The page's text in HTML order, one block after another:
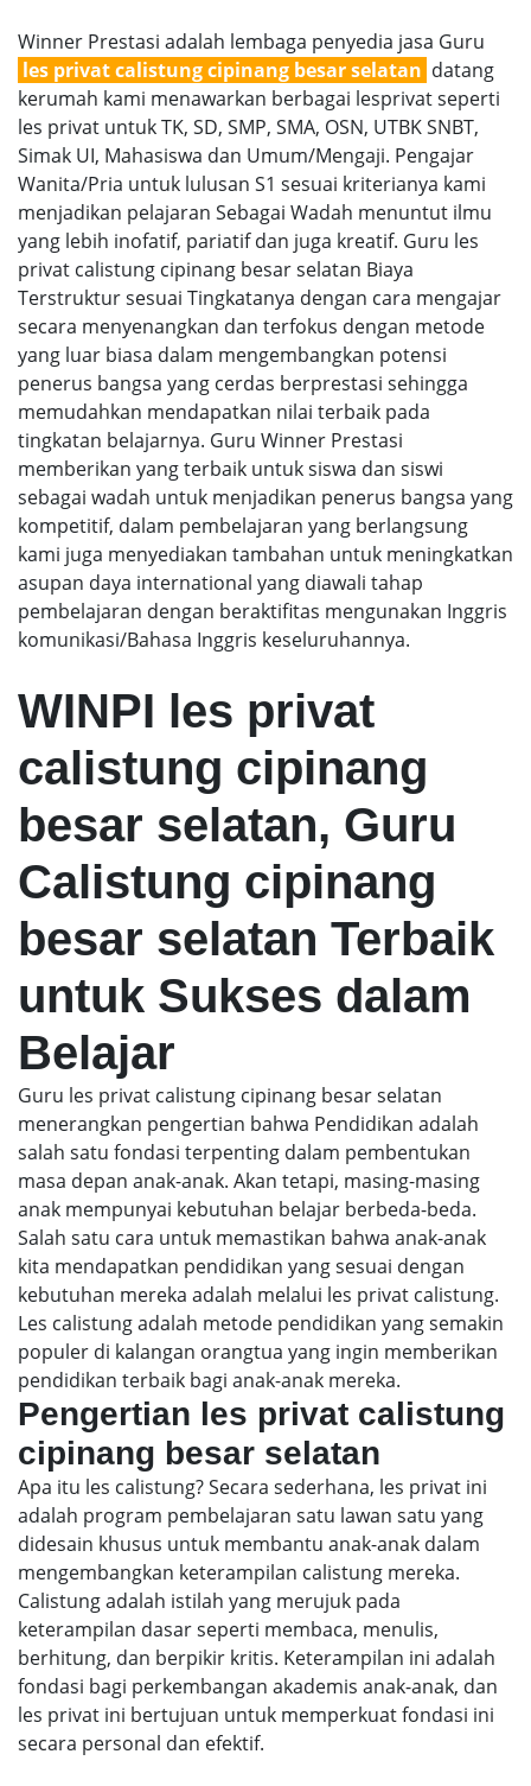
Winner Prestasi adalah lembaga penyedia jasa Guru
les privat calistung cipinang besar selatan datang
kerumah kami menawarkan berbagai lesprivat seperti
les privat untuk TK, SD, SMP, SMA, OSN, UTBK SNBT,
Simak UI, Mahasiswa dan Umum/Mengaji. Pengajar
Wanita/Pria untuk lulusan S1 sesuai kriterianya kami
menjadikan pelajaran Sebagai Wadah menuntut ilmu
yang lebih inofatif, pariatif dan juga kreatif. Guru les
privat calistung cipinang besar selatan Biaya
Terstruktur sesuai Tingkatanya dengan cara mengajar
secara menyenangkan dan terfokus dengan metode
yang luar biasa dalam mengembangkan potensi
penerus bangsa yang cerdas berprestasi sehingga
memudahkan mendapatkan nilai terbaik pada
tingkatan belajarnya. Guru Winner Prestasi
memberikan yang terbaik untuk siswa dan siswi
sebagai wadah untuk menjadikan penerus bangsa yang
kompetitif, dalam pembelajaran yang berlangsung
kami juga menyediakan tambahan untuk meningkatkan
asupan daya international yang diawali tahap
pembelajaran dengan beraktifitas mengunakan Inggris
komunikasi/Bahasa Inggris keseluruhannya.
WINPI les privat
calistung cipinang
besar selatan, Guru
Calistung cipinang
besar selatan Terbaik
untuk Sukses dalam
Belajar
Guru les privat calistung cipinang besar selatan
menerangkan pengertian bahwa Pendidikan adalah
salah satu fondasi terpenting dalam pembentukan
masa depan anak-anak. Akan tetapi, masing-masing
anak mempunyai kebutuhan belajar berbeda-beda.
Salah satu cara untuk memastikan bahwa anak-anak
kita mendapatkan pendidikan yang sesuai dengan
kebutuhan mereka adalah melalui les privat calistung.
Les calistung adalah metode pendidikan yang semakin
populer di kalangan orangtua yang ingin memberikan
pendidikan terbaik bagi anak-anak mereka.
Pengertian les privat calistung
cipinang besar selatan
Apa itu les calistung? Secara sederhana, les privat ini
adalah program pembelajaran satu lawan satu yang
didesain khusus untuk membantu anak-anak dalam
mengembangkan keterampilan calistung mereka.
Calistung adalah istilah yang merujuk pada
keterampilan dasar seperti membaca, menulis,
berhitung, dan berpikir kritis. Keterampilan ini adalah
fondasi bagi perkembangan akademis anak-anak, dan
les privat ini bertujuan untuk memperkuat fondasi ini
secara personal dan efektif.